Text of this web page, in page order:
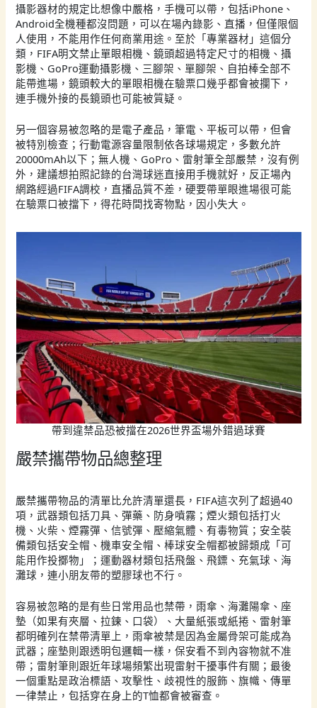
攝影器材的規定比想像中嚴格，手機可以帶，包括iPhone、
Android全機種都沒問題，可以在場內錄影、直播，但僅限個
人使用，不能用作任何商業用途。至於「專業器材」這個分
類，FIFA明文禁止單眼相機、鏡頭超過特定尺寸的相機、攝
影機、GoPro運動攝影機、三腳架、單腳架、自拍棒全部不
能帶進場，鏡頭較大的單眼相機在驗票口幾乎都會被攔下，
連手機外接的長鏡頭也可能被質疑。
另一個容易被忽略的是電子產品，筆電、平板可以帶，但會
被特別檢查；行動電源容量限制依各球場規定，多數允許
20000mAh以下；無人機、GoPro、雷射筆全部嚴禁，沒有例
外，建議想拍照記錄的台灣球迷直接用手機就好，反正場內
網路經過FIFA調校，直播品質不差，硬要帶單眼進場很可能
在驗票口被擋下，得花時間找寄物點，因小失大。
帶到違禁品恐被擋在2026世界盃場外錯過球賽
嚴禁攜帶物品總整理
嚴禁攜帶物品的清單比允許清單還長，FIFA這次列了超過40
項，武器類包括刀具、彈藥、防身噴霧；煙火類包括打火
機、火柴、煙霧彈、信號彈、壓縮氣體、有毒物質；安全裝
備類包括安全帽、機車安全帽、棒球安全帽都被歸類成「可
能用作投擲物」；運動器材類包括飛盤、飛鏢、充氣球、海
灘球，連小朋友帶的塑膠球也不行。
容易被忽略的是有些日常用品也禁帶，雨傘、海灘陽傘、座
墊（如果有夾層、拉鍊、口袋）、大量紙張或紙捲、雷射筆
都明確列在禁帶清單上，雨傘被禁是因為金屬骨架可能成為
武器；座墊則跟透明包邏輯一樣，保安看不到內容物就不准
帶；雷射筆則跟近年球場頻繁出現雷射干擾事件有關；最後
一個重點是政治標語、攻擊性、歧視性的服飾、旗幟、傳單
一律禁止，包括穿在身上的T恤都會被審查。